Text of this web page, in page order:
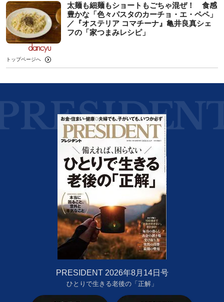
太麺も細麺もショートもごちゃ混ぜ！ 食感
豊かな「色々パスタのカーチョ・エ・ペペ」
／『オステリア コマチーナ』亀井良真シェ
フの「家つまみレシピ」
トップページへ
PRESIDENT 2026年8月14日号
ひとりで生きる老後の「正解」